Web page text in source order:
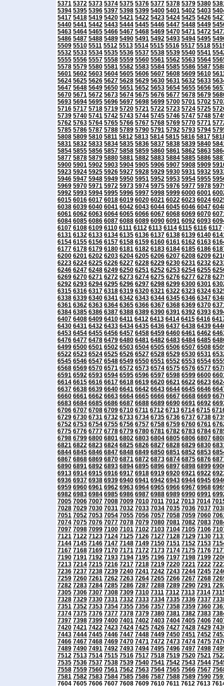
5371 5372 5373 5374 5375 5376 5377 5378 5379 5380
5394 5395 5396 5397 5398 5399 5400 5401 5402 5403
5417 5418 5419 5420 5421 5422 5423 5424 5425 5426
5440 5441 5442 5443 5444 5445 5446 5447 5448 5449
5463 5464 5465 5466 5467 5468 5469 5470 5471 5472
5486 5487 5488 5489 5490 5491 5492 5493 5494 5495
5509 5510 5511 5512 5513 5514 5515 5516 5517 5518
5532 5533 5534 5535 5536 5537 5538 5539 5540 5541
5555 5556 5557 5558 5559 5560 5561 5562 5563 5564
5578 5579 5580 5581 5582 5583 5584 5585 5586 5587
5601 5602 5603 5604 5605 5606 5607 5608 5609 5610
5624 5625 5626 5627 5628 5629 5630 5631 5632 5633
5647 5648 5649 5650 5651 5652 5653 5654 5655 5656
5670 5671 5672 5673 5674 5675 5676 5677 5678 5679
5693 5694 5695 5696 5697 5698 5699 5700 5701 5702
5716 5717 5718 5719 5720 5721 5722 5723 5724 5725
5739 5740 5741 5742 5743 5744 5745 5746 5747 5748
5762 5763 5764 5765 5766 5767 5768 5769 5770 5771
5785 5786 5787 5788 5789 5790 5791 5792 5793 5794
5808 5809 5810 5811 5812 5813 5814 5815 5816 5817
5831 5832 5833 5834 5835 5836 5837 5838 5839 5840
5854 5855 5856 5857 5858 5859 5860 5861 5862 5863
5877 5878 5879 5880 5881 5882 5883 5884 5885 5886
5900 5901 5902 5903 5904 5905 5906 5907 5908 5909
5923 5924 5925 5926 5927 5928 5929 5930 5931 5932
5946 5947 5948 5949 5950 5951 5952 5953 5954 5955
5969 5970 5971 5972 5973 5974 5975 5976 5977 5978
5992 5993 5994 5995 5996 5997 5998 5999 6000 6001
6015 6016 6017 6018 6019 6020 6021 6022 6023 6024
6038 6039 6040 6041 6042 6043 6044 6045 6046 6047
6061 6062 6063 6064 6065 6066 6067 6068 6069 6070
6084 6085 6086 6087 6088 6089 6090 6091 6092 6093
6107 6108 6109 6110 6111 6112 6113 6114 6115 6116 6117
6131 6132 6133 6134 6135 6136 6137 6138 6139 6140
6154 6155 6156 6157 6158 6159 6160 6161 6162 6163
6177 6178 6179 6180 6181 6182 6183 6184 6185 6186
6200 6201 6202 6203 6204 6205 6206 6207 6208 6209
6223 6224 6225 6226 6227 6228 6229 6230 6231 6232
6246 6247 6248 6249 6250 6251 6252 6253 6254 6255
6269 6270 6271 6272 6273 6274 6275 6276 6277 6278
6292 6293 6294 6295 6296 6297 6298 6299 6300 6301
6315 6316 6317 6318 6319 6320 6321 6322 6323 6324
6338 6339 6340 6341 6342 6343 6344 6345 6346 6347
6361 6362 6363 6364 6365 6366 6367 6368 6369 6370
6384 6385 6386 6387 6388 6389 6390 6391 6392 6393
6407 6408 6409 6410 6411 6412 6413 6414 6415 6416
6430 6431 6432 6433 6434 6435 6436 6437 6438 6439
6453 6454 6455 6456 6457 6458 6459 6460 6461 6462
6476 6477 6478 6479 6480 6481 6482 6483 6484 6485
6499 6500 6501 6502 6503 6504 6505 6506 6507 6508
6522 6523 6524 6525 6526 6527 6528 6529 6530 6531
6545 6546 6547 6548 6549 6550 6551 6552 6553 6554
6568 6569 6570 6571 6572 6573 6574 6575 6576 6577
6591 6592 6593 6594 6595 6596 6597 6598 6599 6600
6614 6615 6616 6617 6618 6619 6620 6621 6622 6623
6637 6638 6639 6640 6641 6642 6643 6644 6645 6646
6660 6661 6662 6663 6664 6665 6666 6667 6668 6669
6683 6684 6685 6686 6687 6688 6689 6690 6691 6692
6706 6707 6708 6709 6710 6711 6712 6713 6714 6715
6729 6730 6731 6732 6733 6734 6735 6736 6737 6738
6752 6753 6754 6755 6756 6757 6758 6759 6760 6761
6775 6776 6777 6778 6779 6780 6781 6782 6783 6784
6798 6799 6800 6801 6802 6803 6804 6805 6806 6807
6821 6822 6823 6824 6825 6826 6827 6828 6829 6830
6844 6845 6846 6847 6848 6849 6850 6851 6852 6853
6867 6868 6869 6870 6871 6872 6873 6874 6875 6876
6890 6891 6892 6893 6894 6895 6896 6897 6898 6899
6913 6914 6915 6916 6917 6918 6919 6920 6921 6922
6936 6937 6938 6939 6940 6941 6942 6943 6944 6945
6959 6960 6961 6962 6963 6964 6965 6966 6967 6968
6982 6983 6984 6985 6986 6987 6988 6989 6990 6991
7005 7006 7007 7008 7009 7010 7011 7012 7013 7014
7028 7029 7030 7031 7032 7033 7034 7035 7036 7037
7051 7052 7053 7054 7055 7056 7057 7058 7059 7060
7074 7075 7076 7077 7078 7079 7080 7081 7082 7083
7097 7098 7099 7100 7101 7102 7103 7104 7105 7106
7121 7122 7123 7124 7125 7126 7127 7128 7129 7130
7144 7145 7146 7147 7148 7149 7150 7151 7152 7153
7167 7168 7169 7170 7171 7172 7173 7174 7175 7176
7190 7191 7192 7193 7194 7195 7196 7197 7198 7199
7213 7214 7215 7216 7217 7218 7219 7220 7221 7222
7236 7237 7238 7239 7240 7241 7242 7243 7244 7245
7259 7260 7261 7262 7263 7264 7265 7266 7267 7268
7282 7283 7284 7285 7286 7287 7288 7289 7290 7291
7305 7306 7307 7308 7309 7310 7311 7312 7313 7314
7328 7329 7330 7331 7332 7333 7334 7335 7336 7337
7351 7352 7353 7354 7355 7356 7357 7358 7359 7360
7374 7375 7376 7377 7378 7379 7380 7381 7382 7383
7397 7398 7399 7400 7401 7402 7403 7404 7405 7406
7420 7421 7422 7423 7424 7425 7426 7427 7428 7429
7443 7444 7445 7446 7447 7448 7449 7450 7451 7452
7466 7467 7468 7469 7470 7471 7472 7473 7474 7475
7489 7490 7491 7492 7493 7494 7495 7496 7497 7498
7512 7513 7514 7515 7516 7517 7518 7519 7520 7521
7535 7536 7537 7538 7539 7540 7541 7542 7543 7544
7558 7559 7560 7561 7562 7563 7564 7565 7566 7567
7581 7582 7583 7584 7585 7586 7587 7588 7589 7590
7604 7605 7606 7607 7608 7609 7610 7611 7612 7613